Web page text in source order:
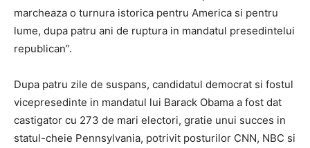
marcheaza o turnura istorica pentru America si pentru
lume, dupa patru ani de ruptura in mandatul presedintelui
republican”.
Dupa patru zile de suspans, candidatul democrat si fostul
vicepresedinte in mandatul lui Barack Obama a fost dat
castigator cu 273 de mari electori, gratie unui succes in
statul-cheie Pennsylvania, potrivit posturilor CNN, NBC si